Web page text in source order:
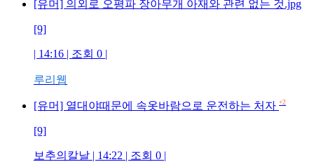
[유머] 의외로 오평파 장아무개 아재와 관련 없는 것.jpg
[9]
| 14:16 | 조회 0 |
루리웹
[유머] 열대야때문에 속옷바람으로 운전하는 처자 +2
[9]
보추의칼날 | 14:22 | 조회 0 |